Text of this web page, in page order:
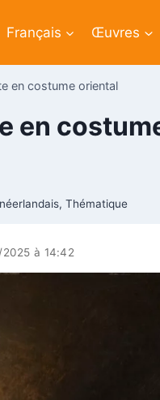
Français Œuvres
en costume oriental
en
,Thématique
à 14:42